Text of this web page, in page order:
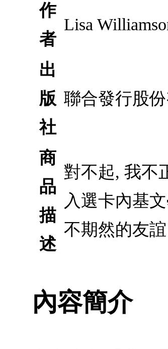
作
者
Lisa
出
版
社
聯合發行股
商
品
描
述
對不起, 我不
入選卡內基
不期然的友
內容簡介